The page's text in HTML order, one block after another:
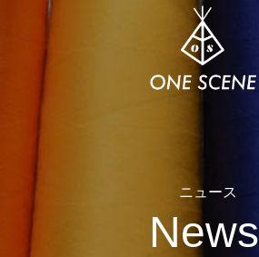
ニュース
News